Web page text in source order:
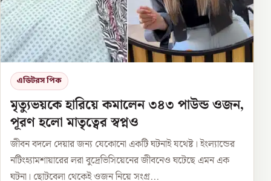
এডিটরস পিক
মৃত্যুভয়কে হারিয়ে কমালেন ৩৪৩ পাউন্ড ওজন,
পূরণ হলো মাতৃত্বের স্বপ্নও
জীবন বদলে দেয়ার জন্য যেকোনো একটি ঘটনাই যথেষ্ট। ইংল্যান্ডের
নটিংহ্যামশায়ারের লরা বুদ্রেভিসিয়েনের জীবনেও ঘটেছে এমন এক
ঘটনা। ছোটবেলা থেকেই ওজন নিয়ে সংগ্র...